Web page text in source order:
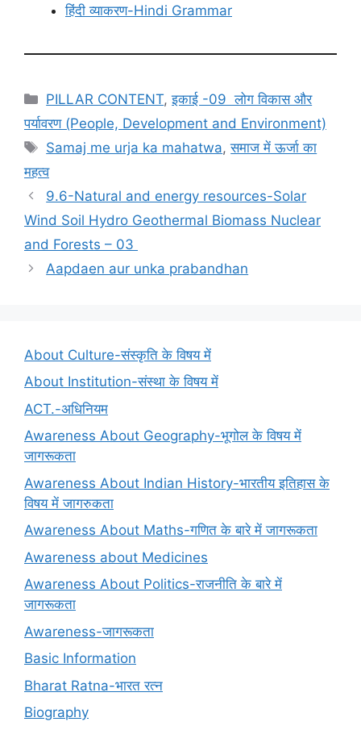
हिंदी व्याकरण-Hindi Grammar
Categories
PILLAR CONTENT,इकाई -09 लोग विकास और
पर्यावरण (People, Development and Environment)
Tags
Samaj me urja ka mahatwa,समाज में ऊर्जा का
महत्व
9.6-Natural and energy resources-Solar
Wind Soil Hydro Geothermal Biomass Nuclear
and Forests – 03
Aapdaen aur unka prabandhan
About Culture-संस्कृति के विषय में
About Institution-संस्था के विषय में
ACT.-अधिनियम
Awareness About Geography-भूगोल के विषय में
जागरूकता
Awareness About Indian History-भारतीय इतिहास के
विषय में जागरुकता
Awareness About Maths-गणित के बारे में जागरूकता
Awareness about Medicines
Awareness About Politics-राजनीति के बारे में
जागरूकता
Awareness-जागरूकता
Basic Information
Bharat Ratna-भारत रत्न
Biography